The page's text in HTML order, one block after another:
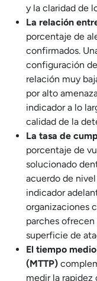
y la claridad de
La relación
porcentaje de
confirmados.
configuración
relación muy
por alto
indicador a lo
calidad de la
La tasa de
porcentaje de
solucionado
acuerdo de
indicador
organizaciones
parches
superficie de
El tiempo
(MTTP)
medir la rapidez